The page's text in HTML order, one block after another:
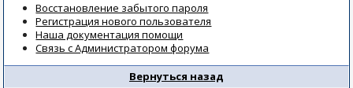
Восстановление забытого пароля
Регистрация нового пользователя
Наша документация помощи
Связь с Администратором форума
Вернуться назад